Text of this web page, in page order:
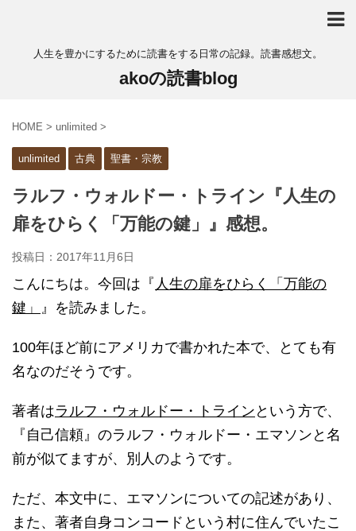
人生を豊かにするために読書をする日常の記録。読書感想文。
akoの読書blog
HOME > unlimited >
unlimited 古典 聖書・宗教
ラルフ・ウォルドー・トライン『人生の
扉をひらく「万能の鍵」』感想。
投稿日： 2017年11月6日
こんにちは。今回は『 人生の扉をひらく「万能の
鍵」 』を読みました。
100年ほど前にアメリカで書かれた本で、とても有
名なのだそうです。
著者はラルフ・ウォルドー・トライン という方で、
『自己信頼』のラルフ・ウォルドー・エマソンと名
前が似てますが、別人のようです。
ただ、本文中に、エマソンについての記述があり、
また、著者自身コンコードという村に住んでいたこ